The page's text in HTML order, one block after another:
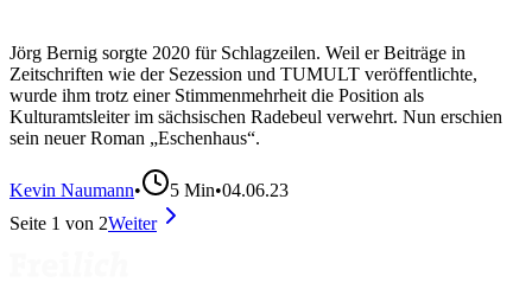
Jörg Bernig sorgte 2020 für Schlagzeilen. Weil er Beiträge in
Zeitschriften wie der Sezession und TUMULT veröffentlichte,
wurde ihm trotz einer Stimmenmehrheit die Position als
Kulturamtsleiter im sächsischen Radebeul verwehrt. Nun erschien
sein neuer Roman „Eschenhaus“.
Kevin Naumann• 5 Min•04.06.23
Seite 1 von 2Weiter